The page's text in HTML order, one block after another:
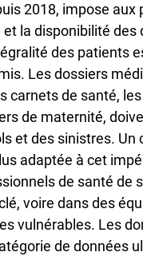
2018, impose
la disponibilité
des patients
Les dossiers
carnets de santé,
de maternité,
et des sinistres.
adaptée à cet
de santé de
voire dans des
vulnérables. Les
de données